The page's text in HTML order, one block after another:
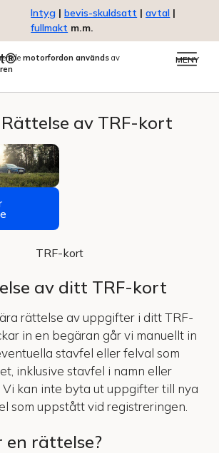
Intyg | bevis-skuldsatt | avtal |
fullmakt m.m.
motorfordon används av
MENY
av TRF-kort
TRF-kort
av ditt TRF-kort
rättelse av uppgifter i ditt TRF-
in en begäran går vi manuellt in
stavfel eller felval som
inklusive stavfel i namn eller
Vi kan inte byta ut uppgifter till nya
som uppstått vid registreringen.
en rättelse?